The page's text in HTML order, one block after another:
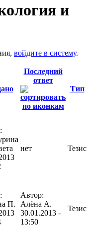
и
войдите в систему.
Последний
ответ
Тип
нет Тезис
П.
Автор:
Алёна А.
30.01.2013 -
13:50
Тезис